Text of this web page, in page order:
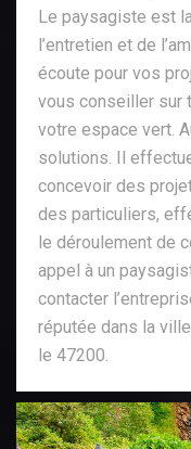
Le paysagiste est
l’entretien et de
écoute pour vos
vous conseiller sur
votre espace vert.
solutions. Il
concevoir des
des particuliers,
le déroulement de
appel à un
contacter
réputée dans la
le 47200.